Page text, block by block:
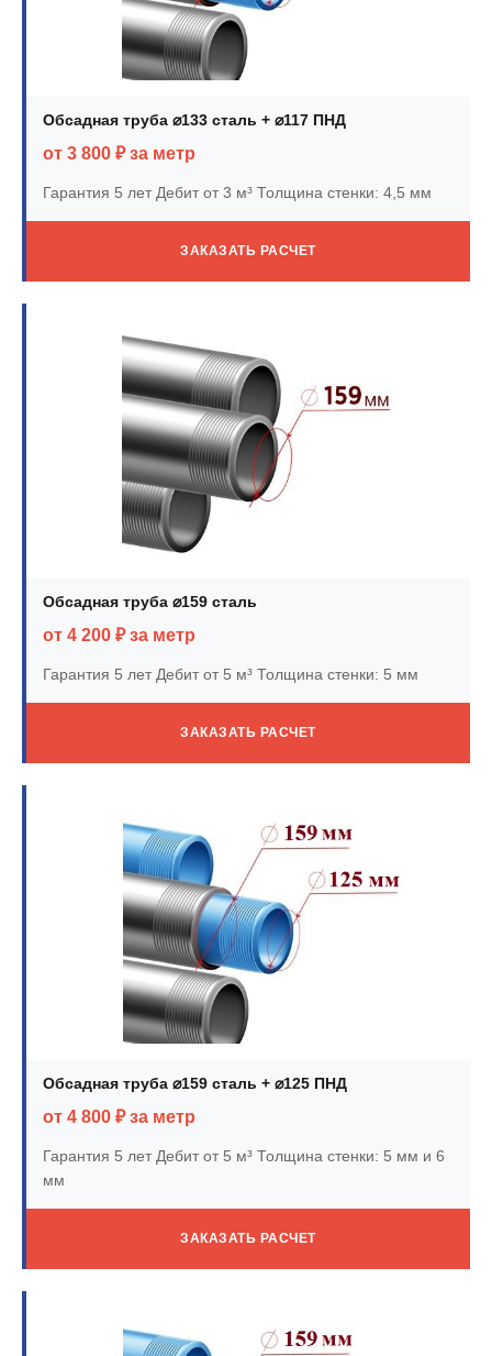
Обсадная труба ⌀133 сталь + ⌀117 ПНД
от 3 800 ₽ за метр
Гарантия 5 летДебит от 3 м³ Толщина стенки: 4,5 мм
ЗАКАЗАТЬ РАСЧЕТ
Обсадная труба ⌀159 сталь
от 4 200 ₽ за метр
Гарантия 5 летДебит от 5 м³ Толщина стенки: 5 мм
ЗАКАЗАТЬ РАСЧЕТ
Обсадная труба ⌀159 сталь + ⌀125 ПНД
от 4 800 ₽ за метр
Гарантия 5 летДебит от 5 м³ Толщина стенки: 5 мм и 6
мм
ЗАКАЗАТЬ РАСЧЕТ